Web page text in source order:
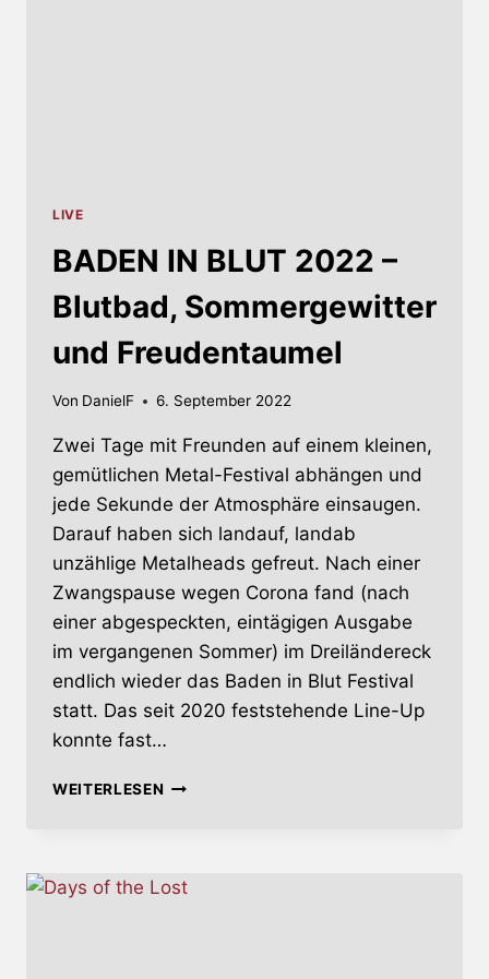
LIVE
BADEN IN BLUT 2022 –
Blutbad, Sommergewitter
und Freudentaumel
Von DanielF 6. September 2022
Zwei Tage mit Freunden auf einem kleinen,
gemütlichen Metal-Festival abhängen und
jede Sekunde der Atmosphäre einsaugen.
Darauf haben sich landauf, landab
unzählige Metalheads gefreut. Nach einer
Zwangspause wegen Corona fand (nach
einer abgespeckten, eintägigen Ausgabe
im vergangenen Sommer) im Dreiländereck
endlich wieder das Baden in Blut Festival
statt. Das seit 2020 feststehende Line-Up
konnte fast…
WEITERLESENBADEN
BLUTBAD,